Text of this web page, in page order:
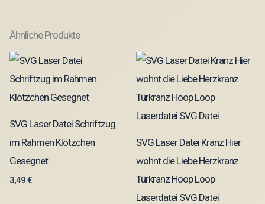
Ähnliche Produkte
SVG Laser Datei Schriftzug
im Rahmen Klötzchen
Gesegnet
3,49€
SVG Laser Datei Kranz Hier
wohnt die Liebe Herzkranz
Türkranz Hoop Loop
Laserdatei SVG Datei